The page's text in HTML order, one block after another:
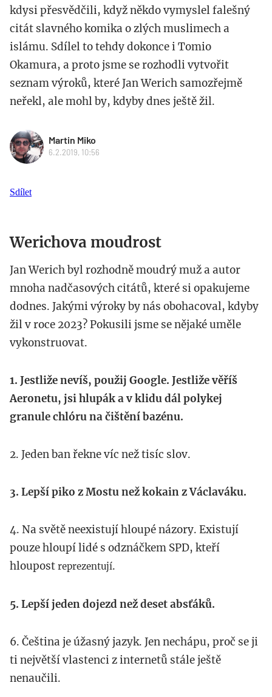
kdysi přesvědčili, když někdo vymyslel falešný
citát slavného komika o zlých muslimech a
islámu. Sdílel to tehdy dokonce i Tomio
Okamura, a proto jsme se rozhodli vytvořit
seznam výroků, které Jan Werich samozřejmě
neřekl, ale mohl by, kdyby dnes ještě žil.
Martin Miko
6.2.2019, 10:56
Sdílet
Werichova moudrost
Jan Werich byl rozhodně moudrý muž a autor
mnoha nadčasových citátů, které si opakujeme
dodnes. Jakými výroky by nás obohacoval, kdyby
žil v roce 2023? Pokusili jsme se nějaké uměle
vykonstruovat.
1. Jestliže nevíš, použij Google. Jestliže věříš
Aeronetu, jsi hlupák a v klidu dál polykej
granule chlóru na čištění bazénu.
2. Jeden ban řekne víc než tisíc slov.
3. Lepší piko z Mostu než kokain z Václaváku.
4. Na světě neexistují hloupé názory. Existují
pouze hloupí lidé s odznáčkem SPD, kteří
hloupost reprezentují.
5. Lepší jeden dojezd než deset absťáků.
6. Čeština je úžasný jazyk. Jen nechápu, proč se ji
ti největší vlastenci z internetů stále ještě
nenaučili.